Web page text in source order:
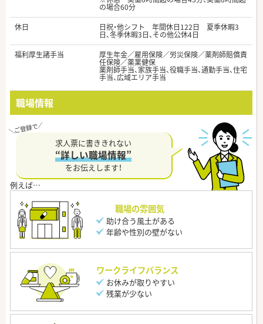
の場合60分
休日
日祝・他シフト 年間休日122日 夏季休暇3
日、冬季休暇3日、その他公休4日
福利厚生諸手当
厚生年金／雇用保険／労災保険／薬剤師賠償責
任保険／薬業健保
薬剤師手当、家族手当、役職手当、通勤手当、住宅
手当、広域エリア手当
職場情報
求人票に書ききれない
“詳しい職場情報”
をお伝えします！
職場の雰囲気
助け合う風土がある
年齢や性別の壁がない
ワークライフバランス
お休みが取りやすい
残業が少ない